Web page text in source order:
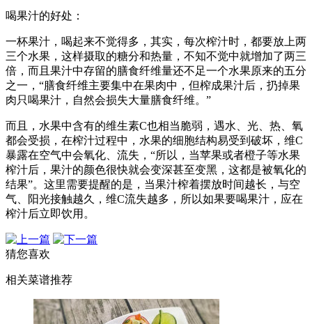
喝果汁的好处：
一杯果汁，喝起来不觉得多，其实，每次榨汁时，都要放上两
三个水果，这样摄取的糖分和热量，不知不觉中就增加了两三
倍，而且果汁中存留的膳食纤维量还不足一个水果原来的五分
之一，“膳食纤维主要集中在果肉中，但榨成果汁后，扔掉果
肉只喝果汁，自然会损失大量膳食纤维。”
而且，水果中含有的维生素C也相当脆弱，遇水、光、热、氧
都会受损，在榨汁过程中，水果的细胞结构易受到破坏，维C
暴露在空气中会氧化、流失，“所以，当苹果或者橙子等水果
榨汁后，果汁的颜色很快就会变深甚至变黑，这都是被氧化的
结果”。这里需要提醒的是，当果汁榨着摆放时间越长，与空
气、阳光接触越久，维C流失越多，所以如果要喝果汁，应在
榨汁后立即饮用。
猜您喜欢
相关菜谱推荐